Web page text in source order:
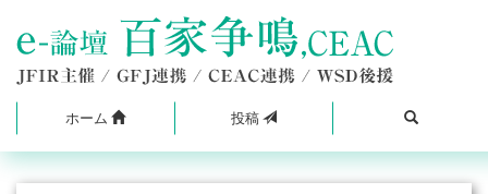
ホーム 投稿